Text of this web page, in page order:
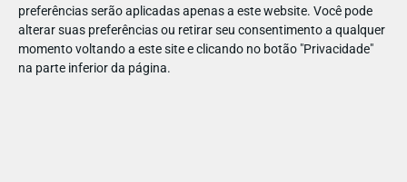
preferências serão aplicadas apenas a este website. Você pode
alterar suas preferências ou retirar seu consentimento a qualquer
momento voltando a este site e clicando no botão "Privacidade"
na parte inferior da página.